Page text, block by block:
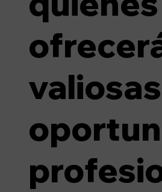
valiosas